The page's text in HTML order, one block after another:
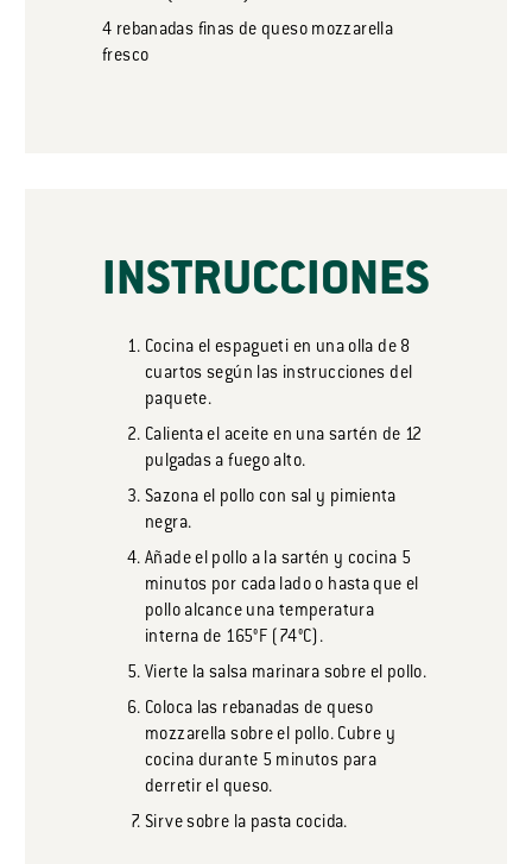
4 rebanadas finas de queso mozzarella
fresco
INSTRUCCIONES
Cocina el espagueti en una olla de 8
cuartos según las instrucciones del
paquete.
Calienta el aceite en una sartén de 12
pulgadas a fuego alto.
Sazona el pollo con sal y pimienta
negra.
Añade el pollo a la sartén y cocina 5
minutos por cada lado o hasta que el
pollo alcance una temperatura
interna de 165°F (74°C).
Vierte la salsa marinara sobre el pollo.
Coloca las rebanadas de queso
mozzarella sobre el pollo. Cubre y
cocina durante 5 minutos para
derretir el queso.
Sirve sobre la pasta cocida.